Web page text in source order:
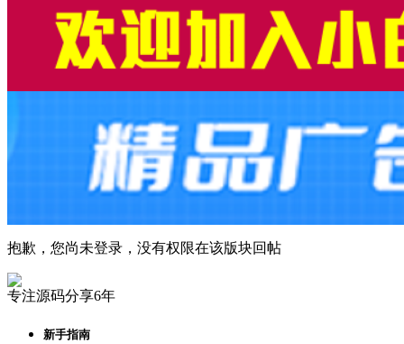
抱歉，您尚未登录，没有权限在该版块回帖
专注源码分享6年
新手指南